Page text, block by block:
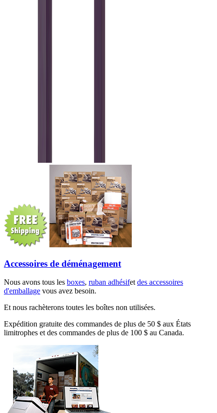
Accessoires de déménagement
Nous avons tous les boxes, ruban adhésifetdes accessoires
d'emballage vous avez besoin.
Et nous rachèterons toutes les boîtes non utilisées.
Expédition gratuite des commandes de plus de 50 $ aux États
limitrophes et des commandes de plus de 100 $ au Canada.